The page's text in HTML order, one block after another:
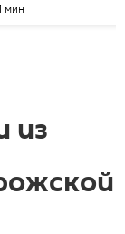
мин
из